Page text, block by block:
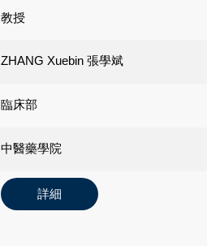
教授
ZHANG Xuebin 張學斌
臨床部
中醫藥學院
詳細